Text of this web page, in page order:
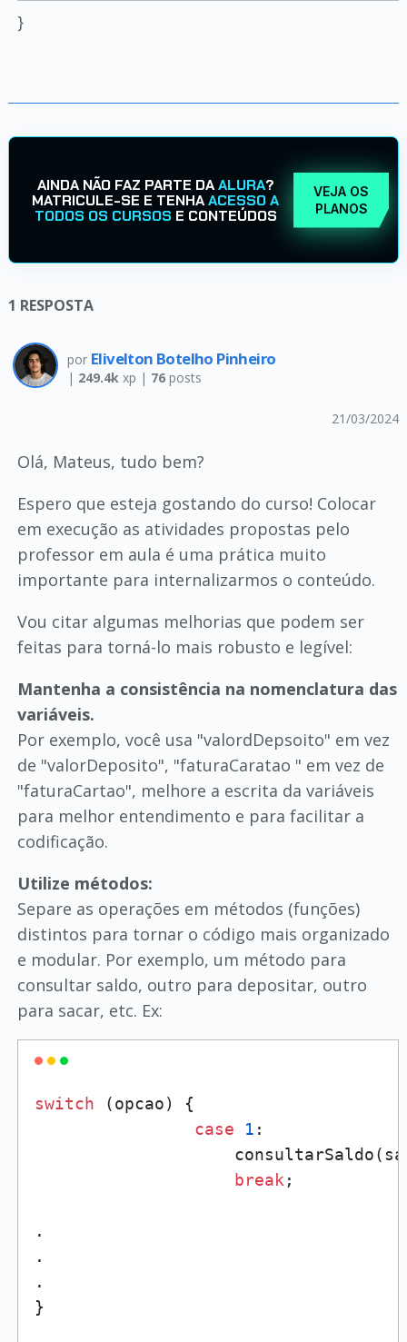
}
AINDA NÃO FAZ PARTE DAALURA?
MATRICULE-SE E TENHAACESSO A
TODOS OS CURSOS E CONTEÚDOS
VEJA OS
PLANOS
1 RESPOSTA
por Elivelton Botelho Pinheiro
| 249.4kxp | 76posts
21/03/2024
Olá, Mateus, tudo bem?
Espero que esteja gostando do curso! Colocar
em execução as atividades propostas pelo
professor em aula é uma prática muito
importante para internalizarmos o conteúdo.
Vou citar algumas melhorias que podem ser
feitas para torná-lo mais robusto e legível:
Mantenha a consistência na nomenclatura das
variáveis.
Por exemplo, você usa "valordDepsoito" em vez
de "valorDeposito", "faturaCaratao " em vez de
"faturaCartao", melhore a escrita da variáveis
para melhor entendimento e para facilitar a
codificação.
Utilize métodos:
Separe as operações em métodos (funções)
distintos para tornar o código mais organizado
e modular. Por exemplo, um método para
consultar saldo, outro para depositar, outro
para sacar, etc. Ex:
switch (opcao) {
case
1 :
break ;
.
.
.
}